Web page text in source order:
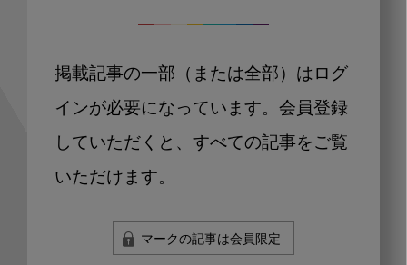
掲載記事の一部（または全部）はログ
インが必要になっています。会員登録
していただくと、すべての記事をご覧
いただけます。
マークの記事は会員限定